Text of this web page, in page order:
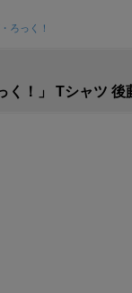
ろっく！
く！」 Tシャツ